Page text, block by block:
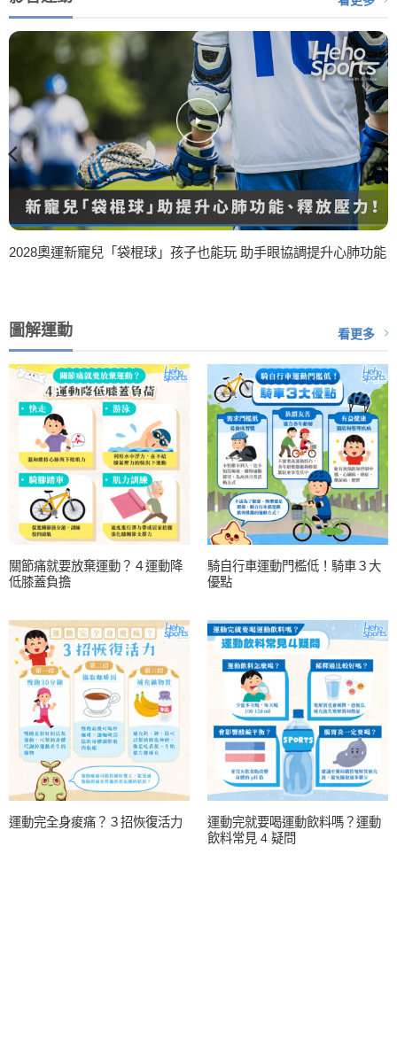
2028奧運新寵兒「袋棍球」孩子也能玩 助手眼協調提升心肺功能
圖解運動 看更多
關節痛就要放棄運動？４運動降
低膝蓋負擔
騎自行車運動門檻低！騎車３大
優點
運動完全身痠痛？３招恢復活力
運動完就要喝運動飲料嗎？運動
飲料常見 4 疑問